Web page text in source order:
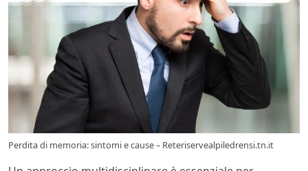
Perdita di memoria: sintomi e cause – Reteriservealpiledrensi.tn.it